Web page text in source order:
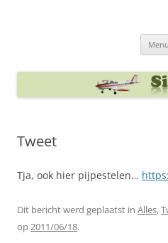
Menu
Tweet
Tja, ook hier pijpestelen…
Dit bericht werd geplaatst in Alles,
op2011/06/18.